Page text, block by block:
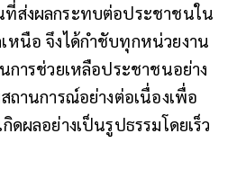
ส่งผลกระทบต่อประชาชนใน
หนือ จึงได้กำชับทุกหน่วยงาน
การช่วยเหลือประชาชนอย่าง
ถานการณ์อย่างต่อเนื่องเพื่อ
ดผลอย่างเป็นรูปธรรมโดยเร็ว